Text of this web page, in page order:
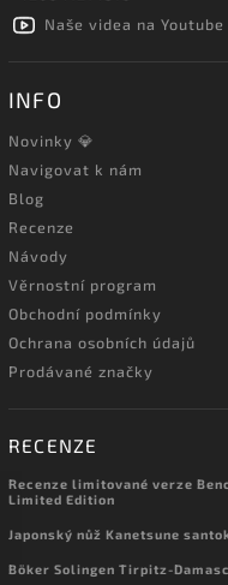
Naše videa na Youtube
INFO
Novinky 💎
Navigovat k nám
Blog
Recenze
Návody
Věrnostní program
Obchodní podmínky
Ochrana osobních údajů
Prodávané značky
RECENZE
Recenze limitované verze
Limited Edition
Japonský nůž Kanetsune
Böker Solingen Tirpitz-